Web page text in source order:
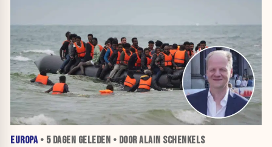
EUROPA• 5 DAGEN GELEDEN • DOOR ALAIN SCHENKELS